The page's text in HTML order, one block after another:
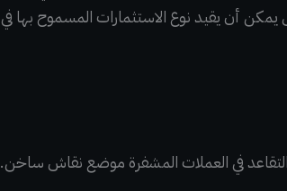
أن يقيد نوع الاستثمارات المسموح بها في
في العملات المشفرة موضع نقاش ساخن.